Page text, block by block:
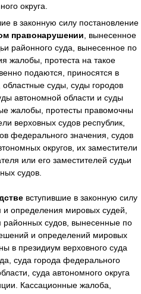
округа.
в законную силу постановление
правонарушении , вынесенное
районного суда, вынесенное по
жалобы, протеста на такое
подаются, приносятся в
суды, суды городов
автономной области и суды
жалобы, протесты правомочны
верховных судов республик,
федерального значения, судов
округов, их заместители
или его заместителей судьи
судов.
вступившие в законную силу
определения мировых судей,
судов, вынесенные по
и определений мировых
в президиум верховного суда
суда города федерального
суда автономного округа
Кассационные жалоба,